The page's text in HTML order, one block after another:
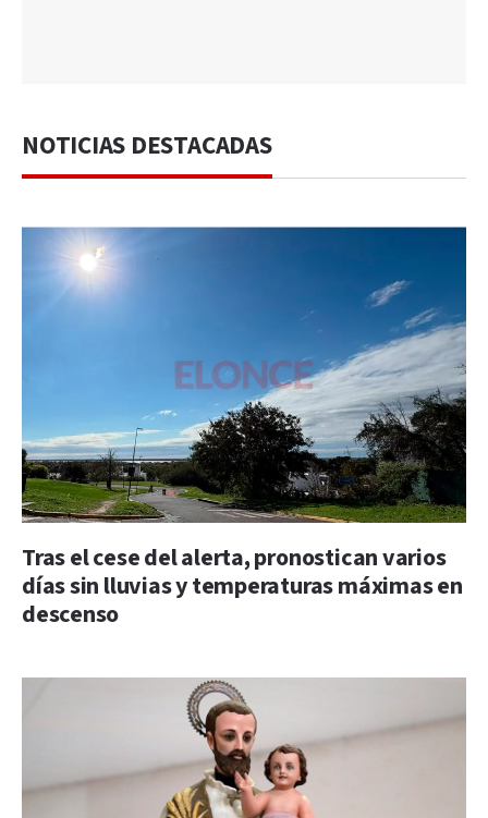
NOTICIAS DESTACADAS
Tras el cese del alerta, pronostican varios
días sin lluvias y temperaturas máximas en
descenso